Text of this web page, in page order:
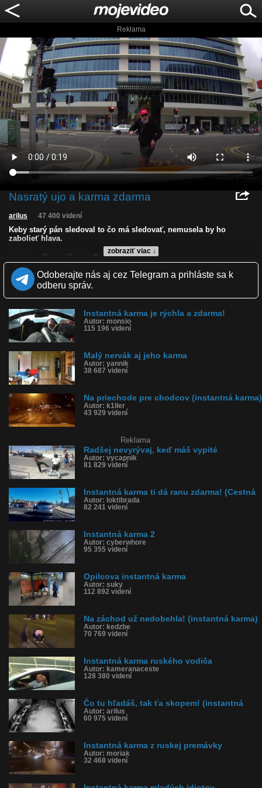
Reklama
Nasratý ujo a karma zdarma
zobraziť viac ↓
arilus 47 400 videní
Keby starý pán sledoval to čo má sledovať, nemusela by ho
zabolieť hlava.
LQ
Zverejnené: 27.5.2017 12:25
Páči sa: 98% (128 hlasov)
Obľúbené: 43
Komentárov: 24
Kategória: ľudia
Tagy: karma, instantná karma, nervy, nervák, prechod
História sledovanosti videa:
Odoberajte nás aj cez Telegram a prihláste sa k
odberu správ.
Instantná karma je rýchla a zdarma!
Autor: monsio
115 196 videní
Malý nervák aj jeho karma
Autor: yannik
38 687 videní
Na priechode pre chodcov (instantná karma)
Autor: k1ller
43 929 videní
Reklama
Radšej nevyrývaj, keď máš vypité
Autor: vycapnik
81 829 videní
Instantná karma ti dá ranu zdarma! (Cestná
Autor: loktibrada
82 241 videní
Instantná karma 2
Autor: cyberwhore
95 355 videní
Opilcova instantná karma
Autor: suky
112 892 videní
Na záchod už nedobehla! (instantná karma)
Autor: kedzbe
70 769 videní
Instantná karma ruského vodiča
Autor: kameranaceste
128 380 videní
Čo tu hľadáš, tak ťa skopem! (instantná
Autor: arilus
60 975 videní
Instantná karma z ruskej premávky
Autor: moriak
32 468 videní